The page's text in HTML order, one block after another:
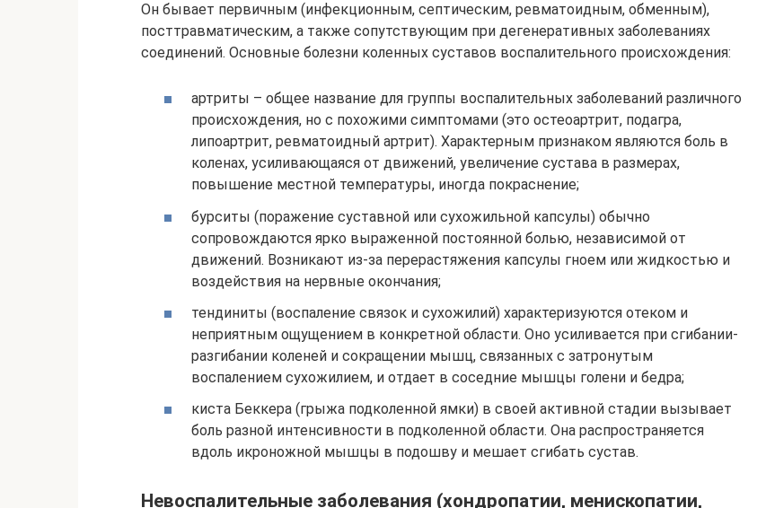
Он бывает первичным (инфекционным, септическим, ревматоидным, обменным),
посттравматическим, а также сопутствующим при дегенеративных заболеваниях
соединений. Основные болезни коленных суставов воспалительного происхождения:
артриты – общее название для группы воспалительных заболеваний различного
происхождения, но с похожими симптомами (это остеоартрит, подагра,
липоартрит, ревматоидный артрит). Характерным признаком являются боль в
коленах, усиливающаяся от движений, увеличение сустава в размерах,
повышение местной температуры, иногда покраснение;
бурситы (поражение суставной или сухожильной капсулы) обычно
сопровождаются ярко выраженной постоянной болью, независимой от
движений. Возникают из-за перерастяжения капсулы гноем или жидкостью и
воздействия на нервные окончания;
тендиниты (воспаление связок и сухожилий) характеризуются отеком и
неприятным ощущением в конкретной области. Оно усиливается при сгибании-
разгибании коленей и сокращении мышц, связанных с затронутым
воспалением сухожилием, и отдает в соседние мышцы голени и бедра;
киста Беккера (грыжа подколенной ямки) в своей активной стадии вызывает
боль разной интенсивности в подколенной области. Она распространяется
вдоль икроножной мышцы в подошву и мешает сгибать сустав.
Невоспалительные заболевания (хондропатии, менископатии,